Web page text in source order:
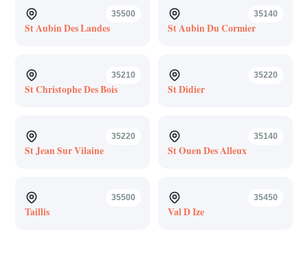
35500
St Aubin Des Landes
35140
St Aubin Du Cormier
35210
St Christophe Des Bois
35220
St Didier
35220
St Jean Sur Vilaine
35140
St Ouen Des Alleux
35500
Taillis
35450
Val D Ize